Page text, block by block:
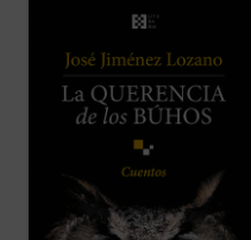
todas inéditas, que nos desvelan el
vivencias son transformados en relatos
que nos sitúan ante aquellos instantes de la
vida que la hacen más verdadera. ...(ver